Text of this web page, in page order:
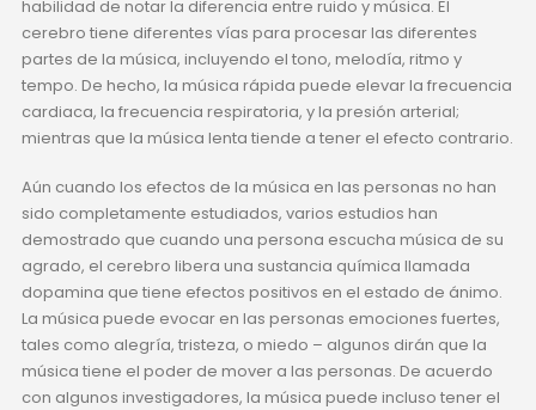
habilidad de notar la diferencia entre ruido y música. El
cerebro tiene diferentes vías para procesar las diferentes
partes de la música, incluyendo el tono, melodía, ritmo y
tempo. De hecho, la música rápida puede elevar la frecuencia
cardiaca, la frecuencia respiratoria, y la presión arterial;
mientras que la música lenta tiende a tener el efecto contrario.
Aún cuando los efectos de la música en las personas no han
sido completamente estudiados, varios estudios han
demostrado que cuando una persona escucha música de su
agrado, el cerebro libera una sustancia química llamada
dopamina que tiene efectos positivos en el estado de ánimo.
La música puede evocar en las personas emociones fuertes,
tales como alegría, tristeza, o miedo – algunos dirán que la
música tiene el poder de mover a las personas. De acuerdo
con algunos investigadores, la música puede incluso tener el